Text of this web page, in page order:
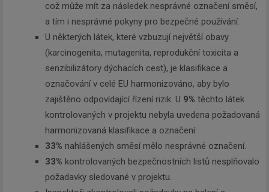
což může mít za následek nesprávné označení směsí,
a tím i nesprávné pokyny pro bezpečné používání.
U některých látek, které vzbuzují největší obavy
(karcinogenita, mutagenita, reprodukční toxicita a
senzibilizátory dýchacích cest), je klasifikace a
označování v celé EU harmonizováno, aby bylo
zajištěno odpovídající řízení rizik. U 9% těchto látek
kontrolovaných v projektu nebyla uvedena požadovaná
harmonizovaná klasifikace a označení.
33% nahlášených směsí mělo nesprávné označení.
33% kontrolovaných bezpečnostních listů nesplňovalo
požadavky sledované v projektu.